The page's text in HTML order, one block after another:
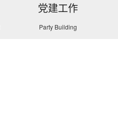
党建工作
Party Building